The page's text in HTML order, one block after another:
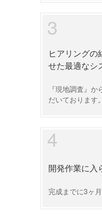
ヒアリングの
せた最適なシ
『現地調査』
だいております。
開発作業に入
完成までに3ヶ